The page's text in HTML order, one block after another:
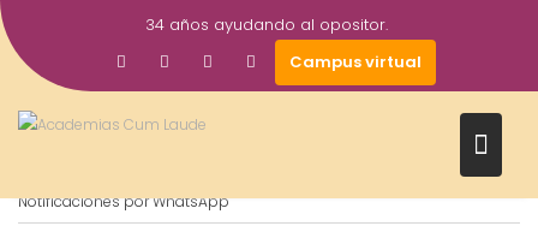
Saltar
al
contenido
34 años ayudando al opositor.
Campus virtual
Notificaciones por WhatsApp